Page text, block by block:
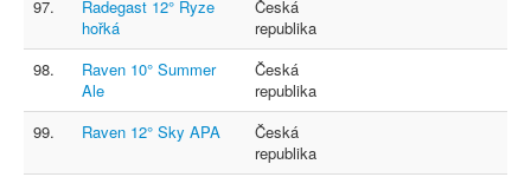
97.
Radegast 12° Ryze
hořká
Česká
republika
98.
Raven 10° Summer
Ale
Česká
republika
99.
Raven 12° Sky APA
Česká
republika